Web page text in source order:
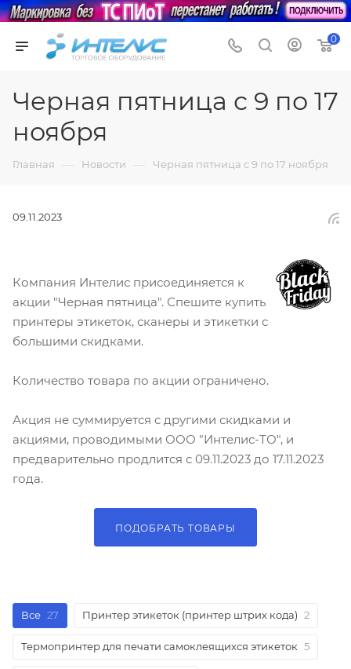
0
Черная пятница с 9 по 17
ноября
Главная — Новости — Черная пятница с 9 по 17 ноября
09.11.2023
Компания Интелис присоединяется к
акции "Черная пятница". Спешите купить
принтеры этикеток, сканеры и этикетки с
большими скидками.
Количество товара по акции ограничено.
Акция не суммируется с другими скидками и
акциями, проводимыми ООО "Интелис-ТО", и
предварительно продлится с 09.11.2023 до 17.11.2023
года.
ПОДОБРАТЬ ТОВАРЫ
Все 27 Принтер этикеток (принтер штрих кода) 2
Термопринтер для печати самоклеящихся этикеток 5